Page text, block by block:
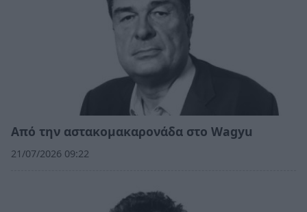
Από την αστακομακαρονάδα στο Wagyu
21/07/2026 09:22